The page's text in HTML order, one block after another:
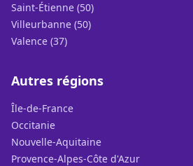
Saint-Étienne (50)
Villeurbanne (50)
Valence (37)
Autres régions
Île-de-France
Occitanie
Nouvelle-Aquitaine
Provence-Alpes-Côte d'Azur